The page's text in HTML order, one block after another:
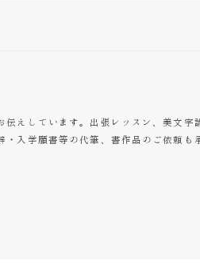
えしています。出張レッスン、美文字
入学願書等の代筆、書作品のご依頼も